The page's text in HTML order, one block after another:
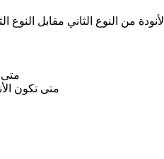
الأنودة من النوع الثاني مقابل
متى
متى تكون